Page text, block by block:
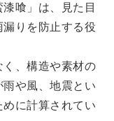
喰」は、見た目
りを防止する役
、構造や素材の
や風、地震とい
に計算されてい